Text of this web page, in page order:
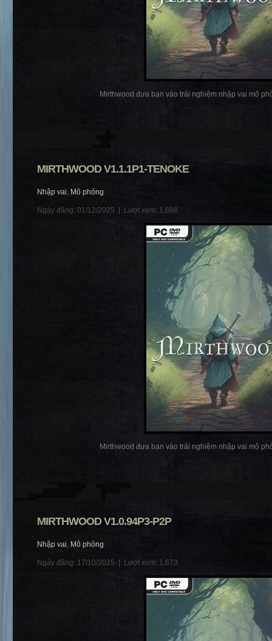
Mirthwood đưa bạn vào trải nghiệm nhập vai mô
MIRTHWOOD V1.1.1P1-TENOKE
Nhập vai, Mô phỏng
Ngày đăng: 01/12/2025 | Lượt xem: 1,668
Mirthwood đưa bạn vào trải nghiệm nhập vai mô
MIRTHWOOD V1.0.94P3-P2P
Nhập vai, Mô phỏng
Ngày đăng: 17/10/2025 | Lượt xem: 1,673